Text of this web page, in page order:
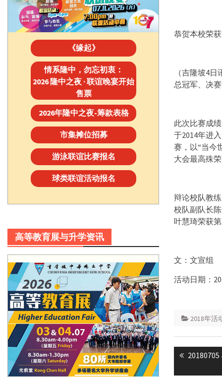
恭贺本校荣
（吉隆坡4
总冠军、决
此次比赛成
于2014年进
赛，以“当今
大会最高殊
辩论校队教
校队副队长
叶慧琦荣获
文：文宣组
活动日期：
2018年活
Post
Previous
《缘起》
情系隆中，勿忘初衷：
2026 隆中之夜 · 联谊晚宴开始
售票
2026年隆中之夜-筹款表格
市集摊位招募
游泳联谊比赛报名
球类联谊活动报名
高等教育展与升学资讯